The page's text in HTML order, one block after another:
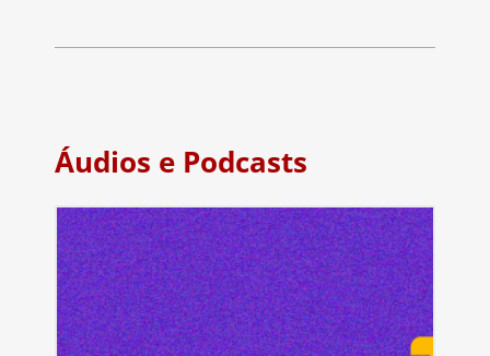
Áudios e Podcasts